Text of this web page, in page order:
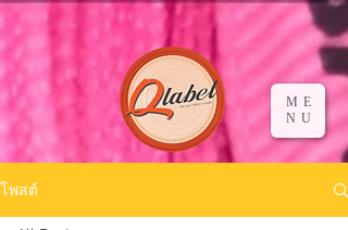
ME
NU
โพสต์